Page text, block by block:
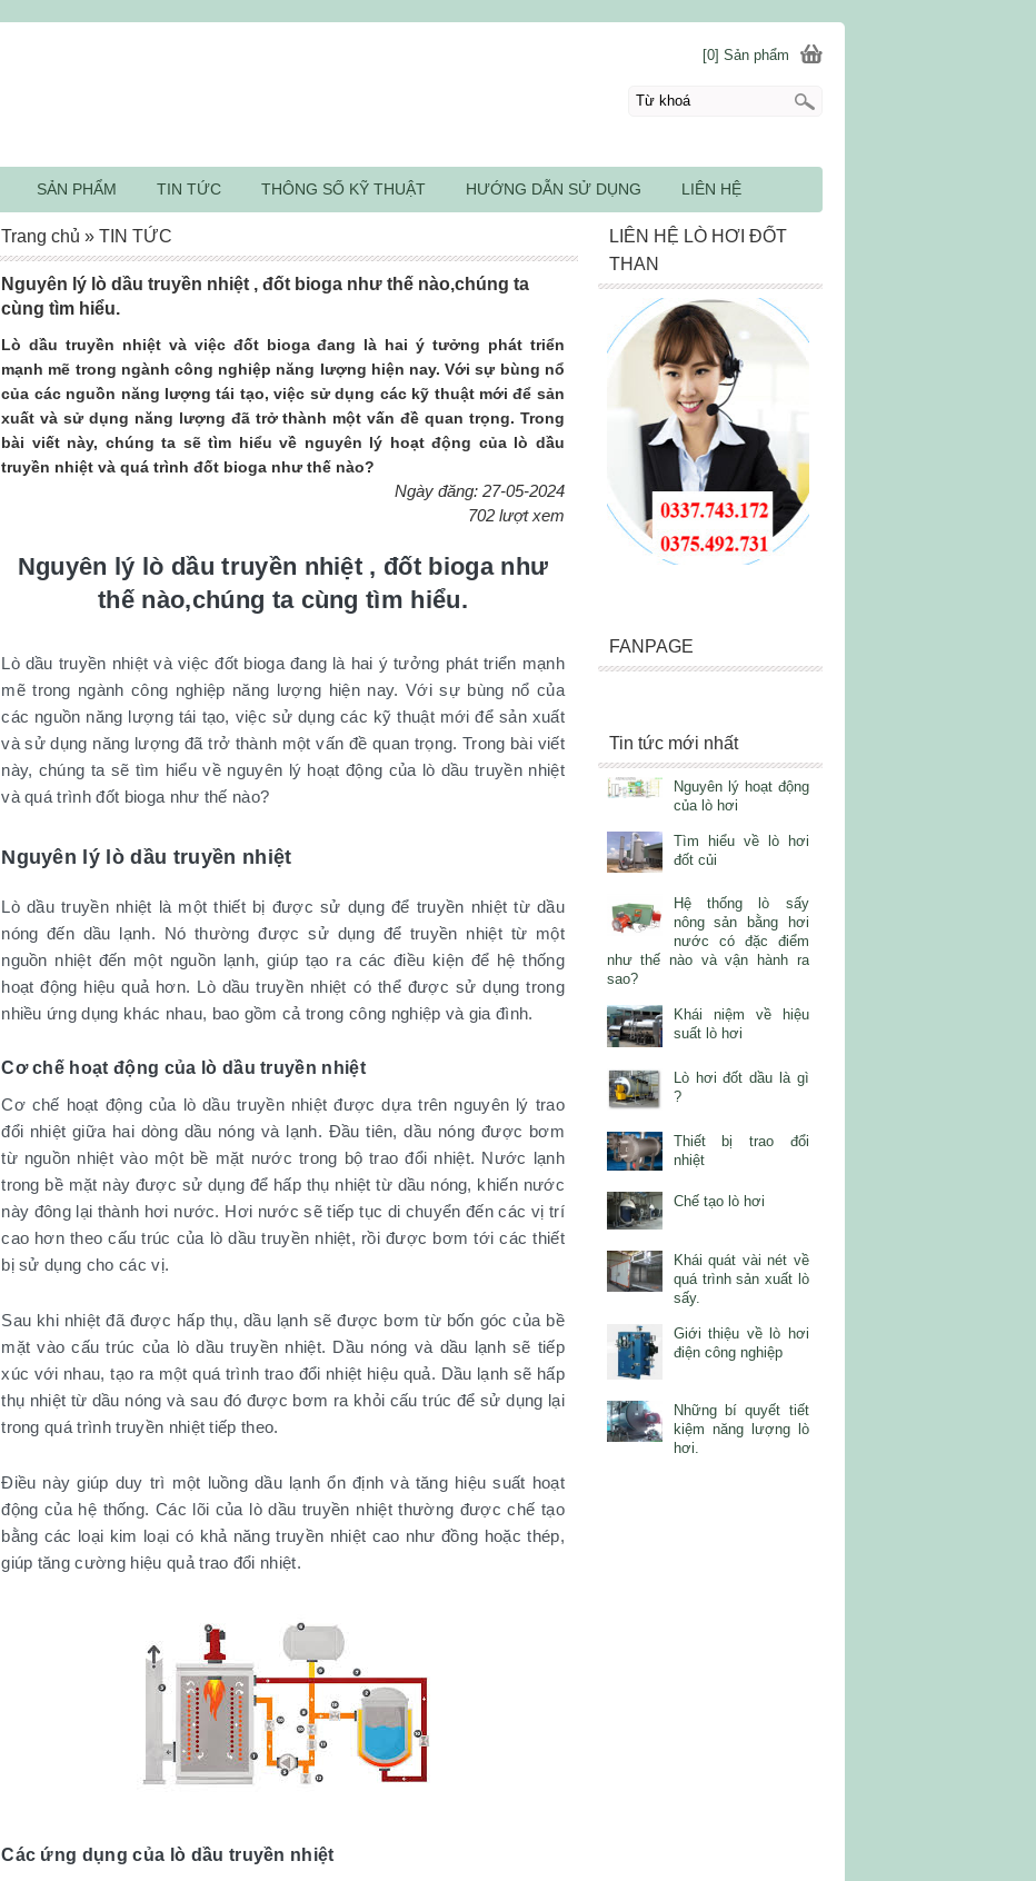
Nguyên lý lò dầu truyền nhiệt , đốt bioga như thế nào,chúng ta
cùng tìm hiểu.
Lò dầu truyền nhiệt và việc đốt bioga đang là hai ý tưởng phát triển
mạnh mẽ trong ngành công nghiệp năng lượng hiện nay. Với sự bùng nổ
của các nguồn năng lượng tái tạo, việc sử dụng các kỹ thuật mới để sản
xuất và sử dụng năng lượng đã trở thành một vấn đề quan trọng. Trong
bài viết này, chúng ta sẽ tìm hiểu về nguyên lý hoạt động của lò dầu
truyền nhiệt và quá trình đốt bioga như thế nào?
Ngày đăng: 27-05-2024
702 lượt xem
Nguyên lý lò dầu truyền nhiệt , đốt bioga như
thế nào,chúng ta cùng tìm hiểu.
Lò dầu truyền nhiệt và việc đốt bioga đang là hai ý tưởng phát triển mạnh
mẽ trong ngành công nghiệp năng lượng hiện nay. Với sự bùng nổ của
các nguồn năng lượng tái tạo, việc sử dụng các kỹ thuật mới để sản xuất
và sử dụng năng lượng đã trở thành một vấn đề quan trọng. Trong bài viết
này, chúng ta sẽ tìm hiểu về nguyên lý hoạt động của lò dầu truyền nhiệt
và quá trình đốt bioga như thế nào?
Nguyên lý lò dầu truyền nhiệt
Lò dầu truyền nhiệt là một thiết bị được sử dụng để truyền nhiệt từ dầu
nóng đến dầu lạnh. Nó thường được sử dụng để truyền nhiệt từ một
nguồn nhiệt đến một nguồn lạnh, giúp tạo ra các điều kiện để hệ thống
hoạt động hiệu quả hơn. Lò dầu truyền nhiệt có thể được sử dụng trong
nhiều ứng dụng khác nhau, bao gồm cả trong công nghiệp và gia đình.
Cơ chế hoạt động của lò dầu truyền nhiệt
Cơ chế hoạt động của lò dầu truyền nhiệt được dựa trên nguyên lý trao
đổi nhiệt giữa hai dòng dầu nóng và lạnh. Đầu tiên, dầu nóng được bơm
từ nguồn nhiệt vào một bề mặt nước trong bộ trao đổi nhiệt. Nước lạnh
trong bề mặt này được sử dụng để hấp thụ nhiệt từ dầu nóng, khiến nước
này đông lại thành hơi nước. Hơi nước sẽ tiếp tục di chuyển đến các vị trí
cao hơn theo cấu trúc của lò dầu truyền nhiệt, rồi được bơm tới các thiết
bị sử dụng cho các vị.
Sau khi nhiệt đã được hấp thụ, dầu lạnh sẽ được bơm từ bốn góc của bề
mặt vào cấu trúc của lò dầu truyền nhiệt. Dầu nóng và dầu lạnh sẽ tiếp
xúc với nhau, tạo ra một quá trình trao đổi nhiệt hiệu quả. Dầu lạnh sẽ hấp
thụ nhiệt từ dầu nóng và sau đó được bơm ra khỏi cấu trúc để sử dụng lại
trong quá trình truyền nhiệt tiếp theo.
Điều này giúp duy trì một luồng dầu lạnh ổn định và tăng hiệu suất hoạt
động của hệ thống. Các lõi của lò dầu truyền nhiệt thường được chế tạo
bằng các loại kim loại có khả năng truyền nhiệt cao như đồng hoặc thép,
giúp tăng cường hiệu quả trao đổi nhiệt.
Các ứng dụng của lò dầu truyền nhiệt
Trang chủ »TIN TỨC
LIÊN HỆ LÒ HƠI ĐỐT
THAN
FANPAGE
Tin tức mới nhất
Nguyên lý hoạt động
của lò hơi
Tìm hiểu về lò hơi
đốt củi
Hệ thống lò sấy
nông sản bằng hơi
nước có đặc điểm
như thế nào và vận hành ra
sao?
Khái niệm về hiệu
suất lò hơi
Lò hơi đốt dầu là gì
?
Thiết bị trao đổi
nhiệt
Chế tạo lò hơi
Khái quát vài nét về
quá trình sản xuất lò
sấy.
Giới thiệu về lò hơi
điện công nghiệp
Những bí quyết tiết
kiệm năng lượng lò
hơi.
[0] Sản phẩm
SẢN PHẨM TIN TỨC THÔNG SỐ KỸ THUẬT HƯỚNG DẪN SỬ DỤNG LIÊN HỆ